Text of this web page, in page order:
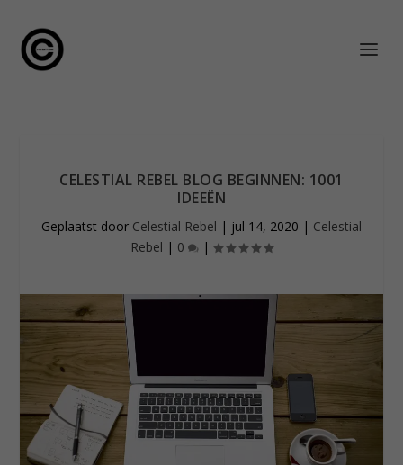
CELESTIAL REBEL BLOG BEGINNEN: 1001
IDEEËN
Geplaatst door Celestial Rebel | jul 14, 2020 | Celestial
Rebel | 0 |